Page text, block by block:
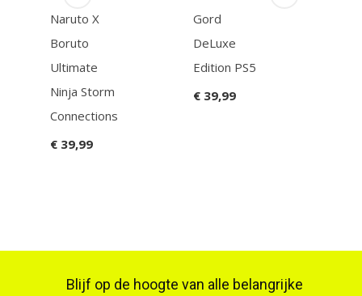
6
Naruto X
Boruto
Ultimate
Ninja Storm
Connections
€ 39,99
Gord
DeLuxe
Edition PS5
€ 39,99
Blijf op de hoogte van alle belangrijke